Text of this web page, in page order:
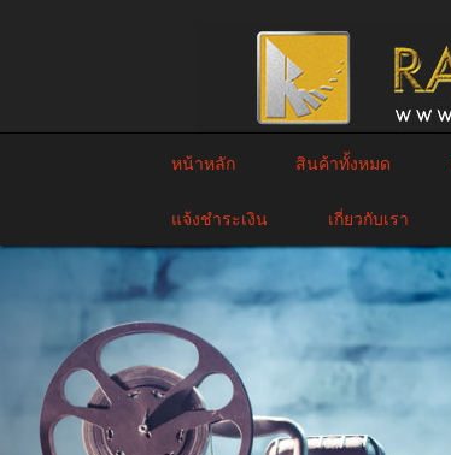
หน้าหลัก สินค้าทั้งหมด
แจ้งชำระเงิน เกี่ยวกับเรา